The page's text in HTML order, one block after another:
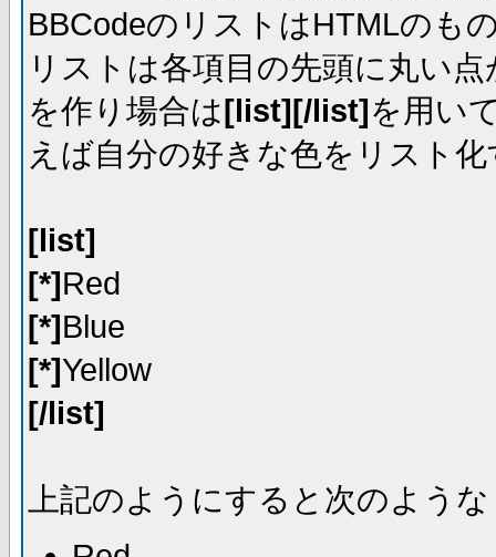
BBCodeのリストはHTMLのも
リストは各項目の先頭に丸い
を作り場合は[list][/list]を用い
えば自分の好きな色をリスト
[list]
[*]Red
[*]Blue
[*]Yellow
[/list]
上記のようにすると次のよう